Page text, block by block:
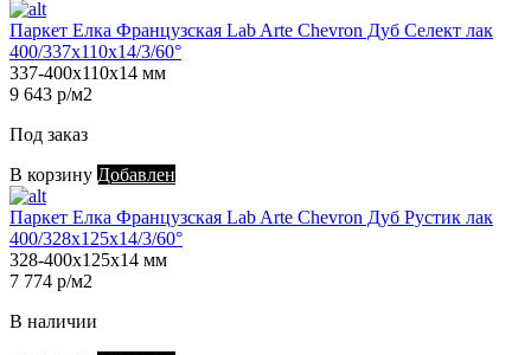
Паркет Елка Французская Lab Arte Chevron Дуб Селект лак
400/337х110х14/3/60°
337-400х110х14 мм
9 643 р/м2
Под заказ
В корзину Добавлен
Паркет Елка Французская Lab Arte Chevron Дуб Рустик лак
400/328х125х14/3/60°
328-400х125х14 мм
7 774 р/м2
В наличии